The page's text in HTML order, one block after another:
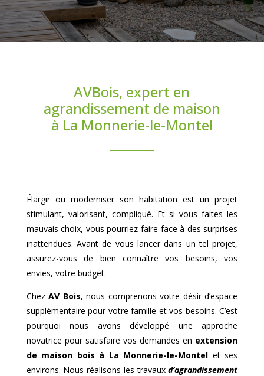
AVBois, expert en
agrandissement de maison
à La Monnerie-le-Montel
Élargir ou moderniser son habitation est un projet
stimulant, valorisant, compliqué. Et si vous faites les
mauvais choix, vous pourriez faire face à des surprises
inattendues. Avant de vous lancer dans un tel projet,
assurez-vous de bien connaître vos besoins, vos
envies, votre budget.
ChezAV Bois, nous comprenons votre désir d’espace
supplémentaire pour votre famille et vos besoins. C’est
pourquoi nous avons développé une approche
novatrice pour satisfaire vos demandes en extension
de maison bois à La Monnerie-le-Montel et ses
environs. Nous réalisons les travauxd’agrandissement